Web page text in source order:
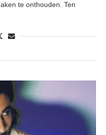
te onthouden. Ten